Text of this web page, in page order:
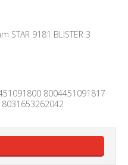
STAR 9181 BLISTER 3
8004451091817